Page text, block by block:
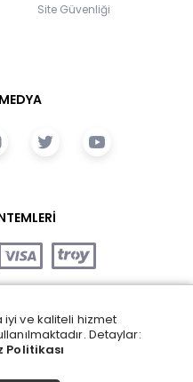
Site Güvenliği
ve kaliteli hizmet
Detaylar:
Politikası